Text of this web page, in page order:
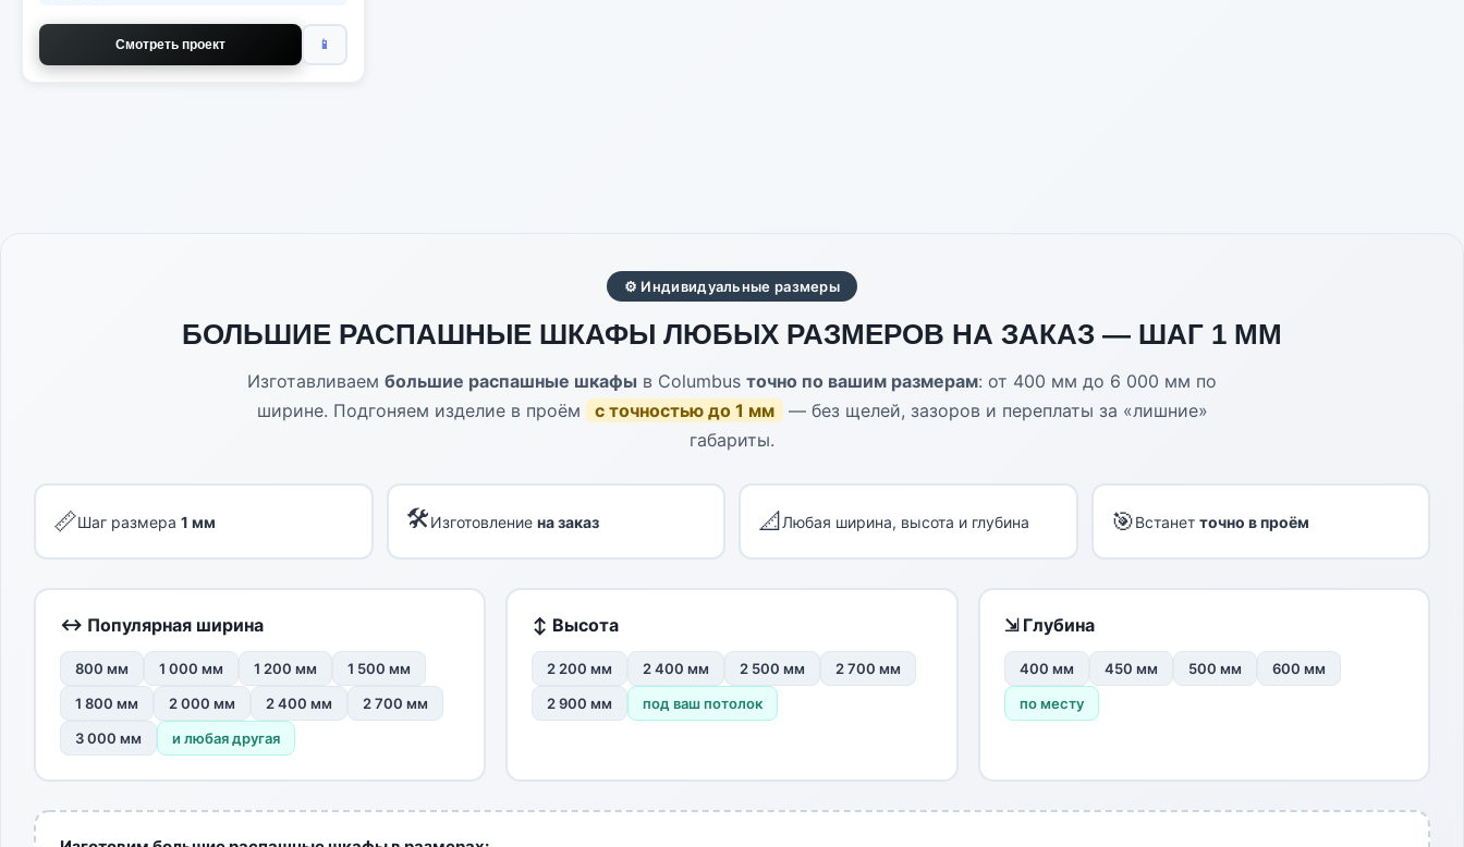
Смотреть проект 📱
⚙ Индивидуальные размеры
БОЛЬШИЕ РАСПАШНЫЕ ШКАФЫ ЛЮБЫХ РАЗМЕРОВ НА ЗАКАЗ — ШАГ 1 ММ
Изготавливаем большие распашные шкафы в Columbus точно по вашим размерам: от 400 мм до 6 000 мм по
ширине. Подгоняем изделие в проём
с точностью до 1 мм
— без щелей, зазоров и переплаты за «лишние»
габариты.
📏Шаг размера 1 мм 🛠Изготовление на заказ 📐 Любая ширина, высота и глубина 🎯Встанет точно в проём
↔ Популярная ширина
800 мм 1 000 мм 1 200 мм
1 500 мм
1 800 мм
2 000 мм 2 400 мм
2 700 мм
3 000 мм
и любая другая
↕ Высота
2 200 мм 2 400 мм 2 500 мм
2 700 мм
2 900 мм
под ваш потолок
⇲ Глубина
400 мм 450 мм 500 мм
600 мм
по месту